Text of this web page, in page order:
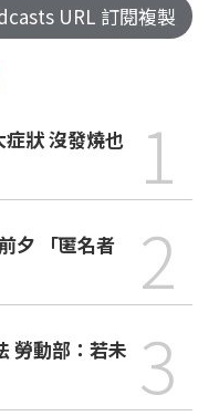
URL 訂閱複製
1
夕 「匿名者
2
勞動部：若未 3